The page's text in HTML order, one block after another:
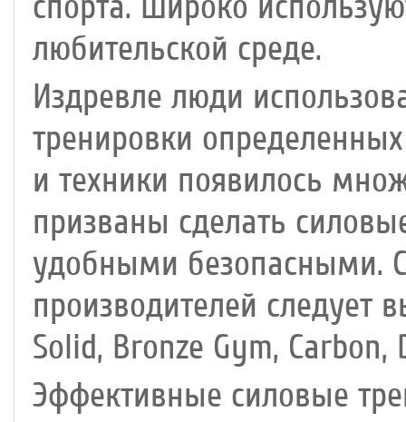
любительской среде.
Издревле люди
тренировки
и техники появилось
призваны сделать
удобными безопасными.
производителей следует
Solid, Bronze Gym, Carbon,
Эффективные силовые